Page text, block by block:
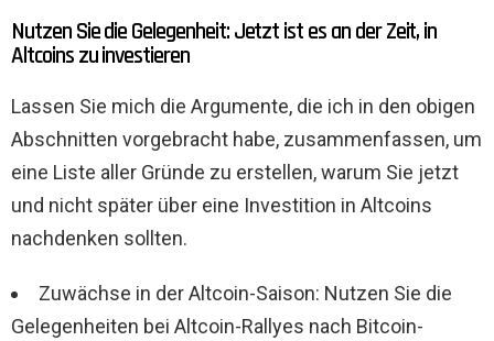
Nutzen Sie die Gelegenheit: Jetzt ist es an der Zeit, in
Altcoins zu investieren
Lassen Sie mich die Argumente, die ich in den obigen
Abschnitten vorgebracht habe, zusammenfassen, um
eine Liste aller Gründe zu erstellen, warum Sie jetzt
und nicht später über eine Investition in Altcoins
nachdenken sollten.
Zuwächse in der Altcoin-Saison: Nutzen Sie die
Gelegenheiten bei Altcoin-Rallyes nach Bitcoin-